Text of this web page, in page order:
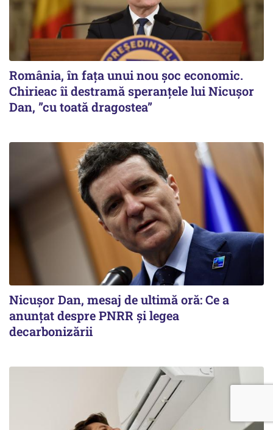
România, în fața unui nou șoc economic.
Chirieac îi destramă speranțele lui Nicușor
Dan, ”cu toată dragostea”
Nicușor Dan, mesaj de ultimă oră: Ce a
anunțat despre PNRR și legea
decarbonizării